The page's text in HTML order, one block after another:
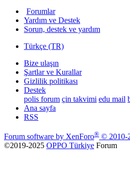
Forumlar
Yardım ve Destek
Sorun, destek ve yardım
Türkçe (TR)
Bize ulaşın
Şartlar ve Kurallar
Gizlilik politikası
Destek
polis forum çin takvimi edu mail
Ana sayfa
RSS
Forum software by XenForo® © 2010-
©2019-2025 OPPO Türkiye Forum